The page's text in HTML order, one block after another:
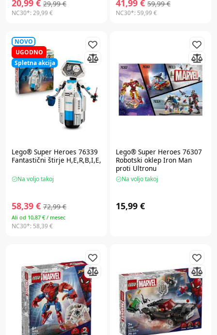
20,99 € 29,99 €
NC30*:29,99 €
41,99 € 59,99 €
NC30*: 59,99 €
UGODNO
Spletna akcija
NOVO
Lego® Super Heroes 76339
Fantastični štirje H,E,R,B,I,E,
Na voljo takoj
58,39 € 72,99 €
Ali od 10,87 € / mesec
NC30*: 58,39 €
Lego® Super Heroes 76307
Robotski oklep Iron Man
proti Ultronu
Na voljo takoj
15,99 €